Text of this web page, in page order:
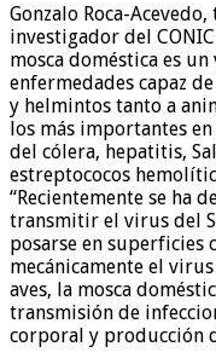
Gonzalo Roca-
investigador del
mosca doméstica es
enfermedades capaz
y helmintos tanto a
los más importantes
del cólera, hepatitis,
estreptococos
“Recientemente se ha
transmitir el virus del
posarse en superficies
mecánicamente el
aves, la mosca
transmisión de
corporal y producción